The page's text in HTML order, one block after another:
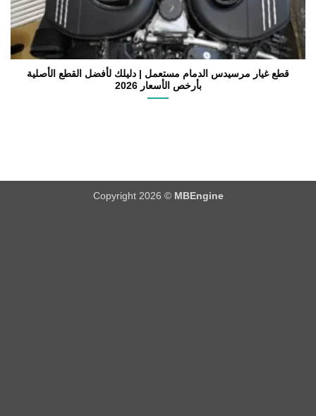
قطع غيار مرسيدس الدمام مستعمل | دليلك لأفضل القطع الأصلية
بأرخص الأسعار 2026
Copyright 2026 © MBEngine